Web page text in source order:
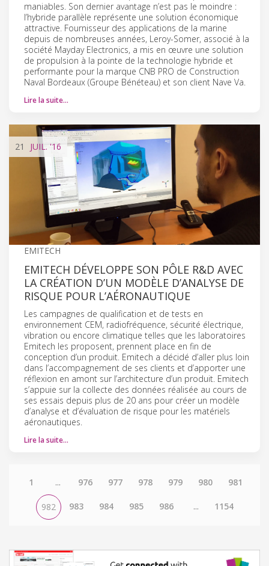
maniables. Son dernier avantage n’est pas le moindre :
l’hybride parallèle représente une solution économique
attractive. Fournisseur des applications de la marine
depuis de nombreuses années, Leroy-Somer, associé à la
société Mayday Electronics, a mis en œuvre une solution
de propulsion à la pointe de la technologie hybride et
performante pour la marque CNB PRO de Construction
Naval Bordeaux (Groupe Bénéteau) et son client Nave Va.
Lire la suite…
21 JUIL. '16
EMITECH
EMITECH DÉVELOPPE SON PÔLE R&D AVEC
LA CRÉATION D’UN MODÈLE D’ANALYSE DE
RISQUE POUR L’AÉRONAUTIQUE
Les campagnes de qualification et de tests en
environnement CEM, radiofréquence, sécurité électrique,
vibration ou encore climatique telles que les laboratoires
Emitech les proposent, prennent place en fin de
conception d’un produit. Emitech a décidé d’aller plus loin
dans l’accompagnement de ses clients et d’apporter une
réflexion en amont sur l’architecture d’un produit. Emitech
s’appuie sur la collecte des données réalisée au cours de
ses essais depuis plus de 20 ans pour créer un modèle
d’analyse et d’évaluation de risque pour les matériels
aéronautiques.
Lire la suite…
1 ... 976 977 978 979 980 981
982 983 984 985 986 ... 1154